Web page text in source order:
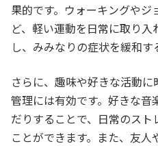
果的です。ウォーキングやジ
ど、軽い運動を日常に取り
し、みみなりの症状を緩和す
さらに、趣味や好きな活動
管理には有効です。好きな音
だりすることで、日常のス
ことができます。また、友